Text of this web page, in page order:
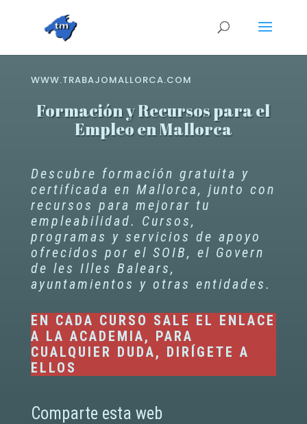
WWW.TRABAJOMALLORCA.COM
Formación y Recursos para el
Empleo en Mallorca
Descubre formación gratuita y
certificada en Mallorca, junto con
recursos para mejorar tu
empleabilidad. Cursos,
programas y servicios de apoyo
ofrecidos por el SOIB, el Govern
de les Illes Balears,
ayuntamientos y otras entidades.
EN CADA CURSO SALE EL ENLACE
A LA ACADEMIA, PARA
CUALQUIER DUDA, DIRÍGETE A
ELLOS
Comparte esta web